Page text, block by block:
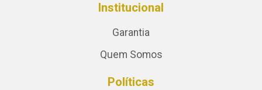
Institucional
Garantia
Quem Somos
Políticas